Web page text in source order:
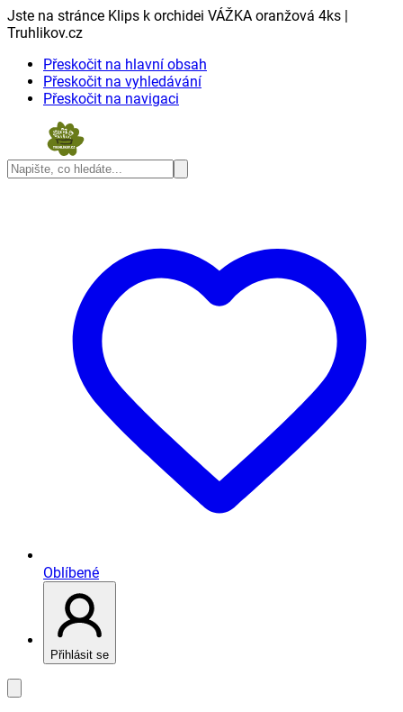
Jste na stránce Klips k orchidei VÁŽKA oranžová 4ks |
Truhlikov.cz
Přeskočit na hlavní obsah
Přeskočit na vyhledávání
Přeskočit na navigaci
Oblíbené
Přihlásit se